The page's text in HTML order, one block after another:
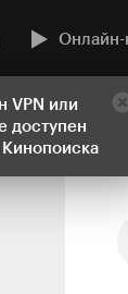
VPN или
доступен
Кинопоиска
Онлайн-